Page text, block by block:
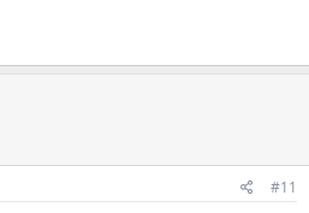
#11